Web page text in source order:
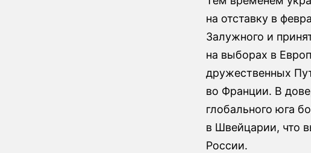
на отставку в
Залужного и
на выборах в
дружественных
во Франции. В
глобального юга
в Швейцарии, что
России.